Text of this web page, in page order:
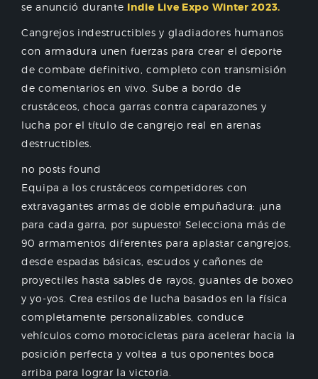
se anunció durante Indie Live Expo Winter 2023.
Cangrejos indestructibles y gladiadores humanos
con armadura unen fuerzas para crear el deporte
de combate definitivo, completo con transmisión
de comentarios en vivo. Sube a bordo de
crustáceos, choca garras contra caparazones y
lucha por el título de cangrejo real en arenas
destructibles.
no posts found
Equipa a los crustáceos competidores con
extravagantes armas de doble empuñadura: ¡una
para cada garra, por supuesto! Selecciona más de
90 armamentos diferentes para aplastar cangrejos,
desde espadas básicas, escudos y cañones de
proyectiles hasta sables de rayos, guantes de boxeo
y yo-yos. Crea estilos de lucha basados en la física
completamente personalizables, conduce
vehículos como motocicletas para acelerar hacia la
posición perfecta y voltea a tus oponentes boca
arriba para lograr la victoria.